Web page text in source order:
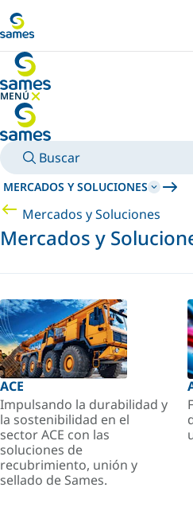
MENÚ
OCULTAR MENÚ
Buscar
MERCADOS Y SOLUCIONES
Mercados y Soluciones
Mercados y
ACE
Impulsando la durabilidad y
la sostenibilidad en el
sector ACE con las
soluciones de
recubrimiento, unión y
sellado de Sames.